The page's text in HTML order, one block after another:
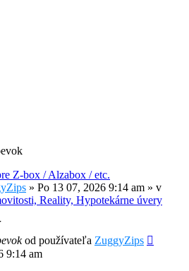
Z-box / Alzabox / etc.
» Po 13 07, 2026 9:14 am » v
Reality, Hypotekárne úvery
od používateľa ZuggyZips
9:14 am